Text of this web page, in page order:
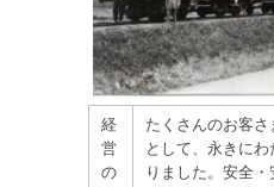
経
営
の
たくさんのお客さ
として、永きに
りました。安全